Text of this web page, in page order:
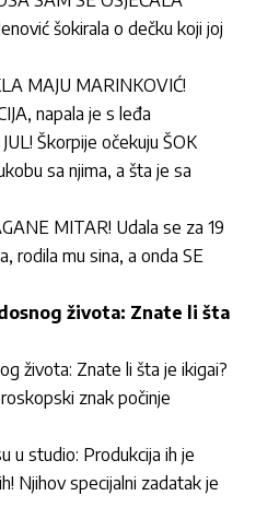
šokirala o dečku koji joj
MAJU MARINKOVIĆ!
napala je s leđa
Škorpije očekuju ŠOK
sa njima, a šta je sa
MITAR! Udala se za 19
rodila mu sina, a onda SE
života: Znate li šta
života: Znate li šta je ikigai?
znak počinje
u studio: Produkcija ih je
Njihov specijalni zadatak je